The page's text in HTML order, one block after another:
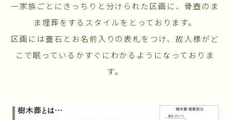
一家族ごとにきっちりと分けられた区画に、骨壺のま
ま埋葬をするスタイルをとっております。
区画には蓋石とお名前入りの表札をつけ、故人様がど
こで眠っているかすぐにわかるようになっておりま
す。